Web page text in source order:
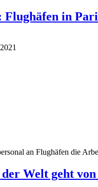
in
an Flughäfen die
Welt geht